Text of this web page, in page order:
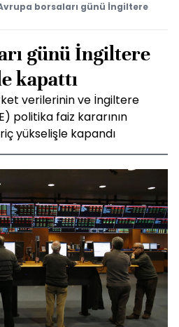
borsaları günü İngiltere
günü İngiltere
kapattı
verilerinin ve İngiltere
politika faiz kararının
yükselişle kapandı